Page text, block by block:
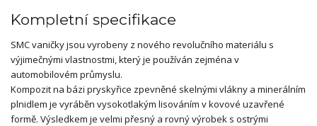
Kompletní specifikace
SMC vaničky jsou vyrobeny z nového revolučního materiálu s
výjimečnými vlastnostmi, který je používán zejména v
automobilovém průmyslu.
Kompozit na bázi pryskyřice zpevněné skelnými vlákny a minerálním
plnidlem je vyráběn vysokotlakým lisováním v kovové uzavřené
formě. Výsledkem je velmi přesný a rovný výrobek s ostrými